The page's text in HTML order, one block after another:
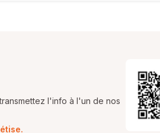
l'info à l'un de nos